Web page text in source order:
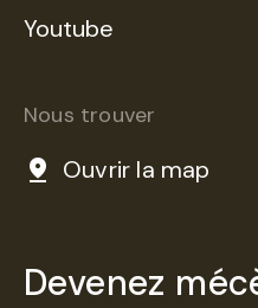
Youtube
Nous trouver
Ouvrir la map
Devenez